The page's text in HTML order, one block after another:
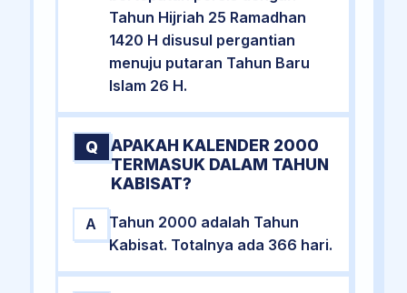
Tahun Hijriah 25 Ramadhan
1420 H disusul pergantian
menuju putaran Tahun Baru
Islam 26 H.
Q
APAKAH KALENDER 2000
TERMASUK DALAM TAHUN
KABISAT?
A
Tahun 2000 adalah Tahun
Kabisat. Totalnya ada 366 hari.